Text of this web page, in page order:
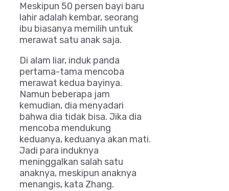
Meskipun 50 persen bayi baru
lahir adalah kembar, seorang
ibu biasanya memilih untuk
merawat satu anak saja.
Di alam liar, induk panda
pertama-tama mencoba
merawat kedua bayinya.
Namun beberapa jam
kemudian, dia menyadari
bahwa dia tidak bisa. Jika dia
mencoba mendukung
keduanya, keduanya akan mati.
Jadi para induknya
meninggalkan salah satu
anaknya, meskipun anaknya
menangis, kata Zhang.